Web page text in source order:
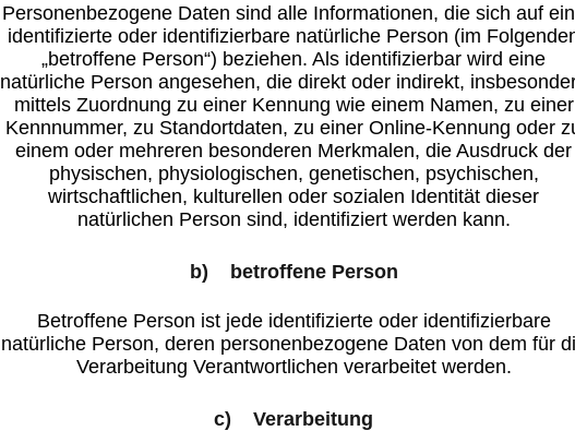
Personenbezogene Daten sind alle Informationen, die sich auf
identifizierte oder identifizierbare natürliche Person (im
„betroffene Person“) beziehen. Als identifizierbar wird eine
natürliche Person angesehen, die direkt oder indirekt,
mittels Zuordnung zu einer Kennung wie einem Namen, zu einer
Kennnummer, zu Standortdaten, zu einer Online-Kennung oder
einem oder mehreren besonderen Merkmalen, die Ausdruck der
physischen, physiologischen, genetischen, psychischen,
wirtschaftlichen, kulturellen oder sozialen Identität dieser
natürlichen Person sind, identifiziert werden kann.
b) betroffene Person
Betroffene Person ist jede identifizierte oder identifizierbare
natürliche Person, deren personenbezogene Daten von dem für
Verarbeitung Verantwortlichen verarbeitet werden.
c) Verarbeitung